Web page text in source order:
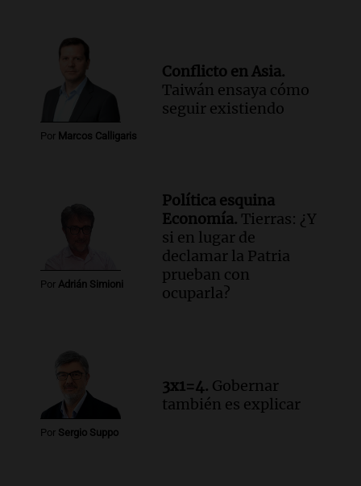
Por Marcos Calligaris
Conflicto en Asia.
Taiwán ensaya cómo
seguir existiendo
Por Adrián Simioni
Política esquina
Economía. Tierras: ¿Y
si en lugar de
declamar la Patria
prueban con
ocuparla?
Por Sergio Suppo
3x1=4. Gobernar
también es explicar